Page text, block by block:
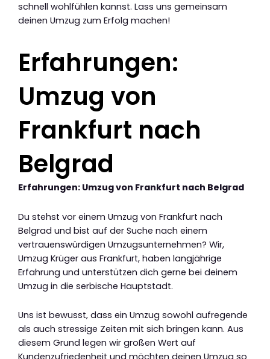
schnell wohlfühlen kannst. Lass uns gemeinsam
deinen Umzug zum Erfolg machen!
Erfahrungen:
Umzug von
Frankfurt nach
Belgrad
Erfahrungen: Umzug von Frankfurt nach Belgrad
Du stehst vor einem Umzug von Frankfurt nach
Belgrad und bist auf der Suche nach einem
vertrauenswürdigen Umzugsunternehmen? Wir,
Umzug Krüger aus Frankfurt, haben langjährige
Erfahrung und unterstützen dich gerne bei deinem
Umzug in die serbische Hauptstadt.
Uns ist bewusst, dass ein Umzug sowohl aufregende
als auch stressige Zeiten mit sich bringen kann. Aus
diesem Grund legen wir großen Wert auf